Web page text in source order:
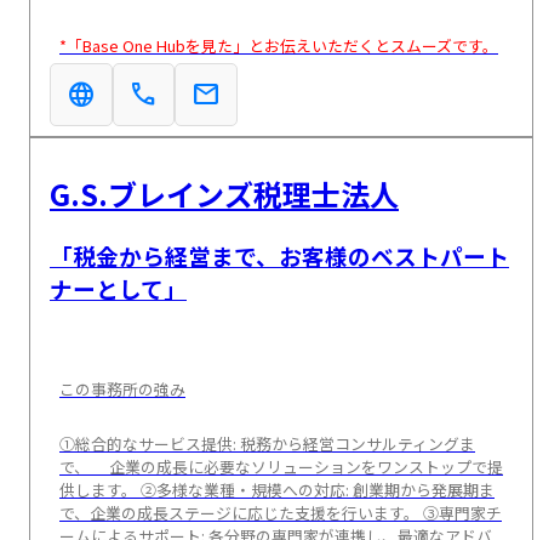
*「Base One Hubを見た」とお伝えいただくとスムーズです。
language call mail
G.S.ブレインズ税理士法人
「税金から経営まで、お客様のベストパート
ナーとして」
この事務所の強み
①総合的なサービス提供: 税務から経営コンサルティングま
で、 企業の成長に必要なソリューションをワンストップで提
供します。 ②多様な業種・規模への対応: 創業期から発展期ま
で、企業の成長ステージに応じた支援を行います。 ③専門家チ
ームによるサポート: 各分野の専門家が連携し、最適なアドバ